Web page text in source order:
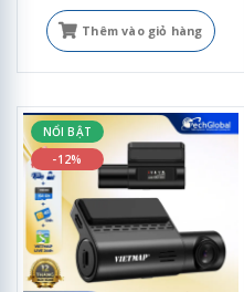
Thêm vào giỏ hàng
NỔI BẬT
-12%